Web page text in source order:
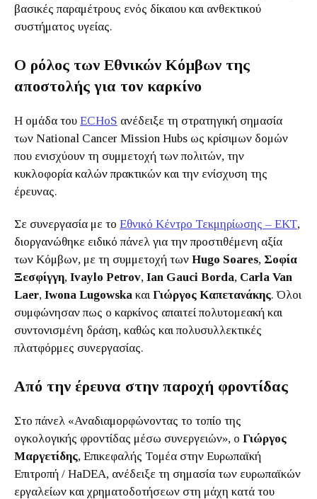
βασικές παραμέτρους ενός δίκαιου και ανθεκτικού
συστήματος υγείας.
Ο ρόλος των Εθνικών Κόμβων της
αποστολής για τον καρκίνο
Η ομάδα του ECHoS ανέδειξε τη στρατηγική σημασία
των National Cancer Mission Hubs ως κρίσιμων δομών
που ενισχύουν τη συμμετοχή των πολιτών, την
κυκλοφορία καλών πρακτικών και την ενίσχυση της
έρευνας.
Σε συνεργασία με το Εθνικό Κέντρο Τεκμηρίωσης – ΕΚΤ,
διοργανώθηκε ειδικό πάνελ για την προστιθέμενη αξία
των Κόμβων, με τη συμμετοχή των Hugo Soares, Σοφία
Ξεσφίγγη, Ivaylo Petrov, Ian Gauci Borda, Carla Van
Laer, Iwona Lugowska και Γιώργος Καπετανάκης. Όλοι
συμφώνησαν πως ο καρκίνος απαιτεί πολυτομεακή και
συντονισμένη δράση, καθώς και πολυσυλλεκτικές
πλατφόρμες συνεργασίας.
Από την έρευνα στην παροχή φροντίδας
Στο πάνελ «Αναδιαμορφώνοντας το τοπίο της
ογκολογικής φροντίδας μέσω συνεργειών», ο Γιώργος
Μαργετίδης, Επικεφαλής Τομέα στην Ευρωπαϊκή
Επιτροπή / HaDEA, ανέδειξε τη σημασία των ευρωπαϊκών
εργαλείων και χρηματοδοτήσεων στη μάχη κατά του